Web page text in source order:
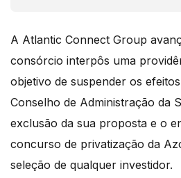
A Atlantic Connect Group
consórcio interpôs uma
objetivo de suspender os
Conselho de Administração da
exclusão da sua proposta e o
concurso de privatização da
seleção de qualquer investidor.